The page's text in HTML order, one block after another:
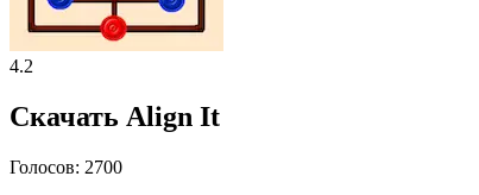
4.2
Скачать Align It
Голосов: 2700